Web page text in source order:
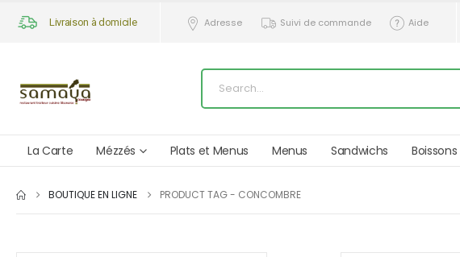
Livraison à domicile Adresse Suivi de commande Aide
La Carte Mézzés Plats et Menus Menus Sandwichs Boissons
BOUTIQUE EN LIGNE PRODUCT TAG - CONCOMBRE